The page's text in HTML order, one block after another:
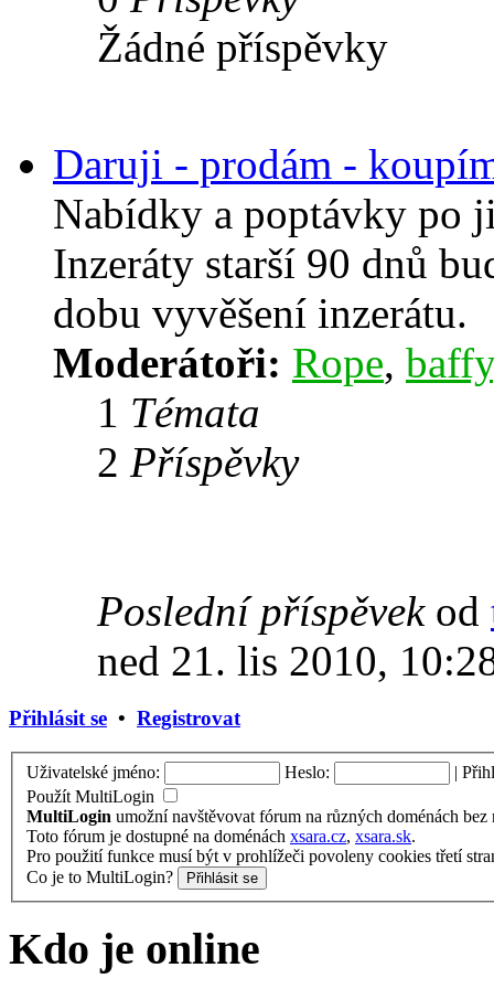
Žádné příspěvky
Daruji - prodám -
Nabídky a poptávky po
Inzeráty starší 90 dnů
dobu vyvěšení inzerátu.
Moderátoři: Rope, baffy
1 Témata
2 Příspěvky
Poslední příspěvekod
ned 21. lis 2010,
Přihlásit se • Registrovat
Uživatelské jméno: Heslo: |
Použít MultiLogin
MultiLogin umožní navštěvovat fórum na různých doménách
Toto fórum je dostupné na doménách xsara.cz, xsara.sk.
Pro použití funkce musí být v prohlížeči povoleny cookies třetí
Co je to MultiLogin?
Kdo je online